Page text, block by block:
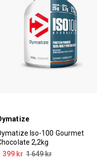
Iso-100 Gourmet
2,2kg
399 kr 1 649 kr